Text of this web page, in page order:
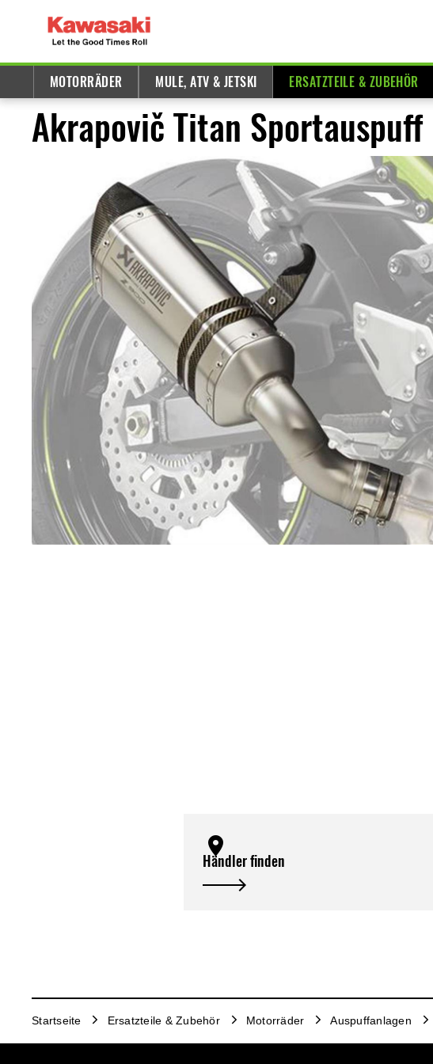
MOTORRÄDER MULE, ATV & JETSKI ERSATZTEILE & ZUBEHÖR
Akrapovič Titan Sportauspuff
Händler finden
Startseite Ersatzteile & Zubehör Motorräder Auspuffanlagen